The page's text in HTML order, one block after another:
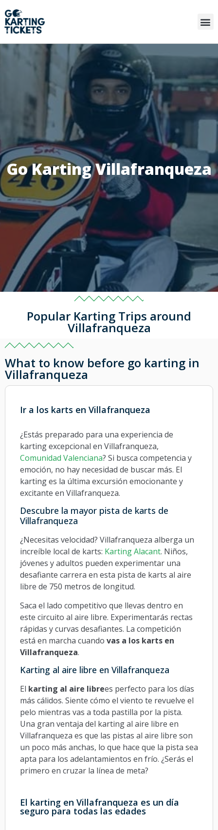
Go Karting Villafranqueza
Popular Karting Trips around
Villafranqueza
What to know before go karting in
Villafranqueza
Ir a los karts en Villafranqueza
¿Estás preparado para una experiencia de
karting excepcional en Villafranqueza,
Comunidad Valenciana? Si busca competencia y
emoción, no hay necesidad de buscar más. El
karting es la última excursión emocionante y
excitante en Villafranqueza.
Descubre la mayor pista de karts de
Villafranqueza
¿Necesitas velocidad? Villafranqueza alberga un
increíble local de karts: Karting Alacant. Niños,
jóvenes y adultos pueden experimentar una
desafiante carrera en esta pista de karts al aire
libre de 750 metros de longitud.
Saca el lado competitivo que llevas dentro en
este circuito al aire libre. Experimentarás rectas
rápidas y curvas desafiantes. La competición
está en marcha cuando vas a los karts en
Villafranqueza.
Karting al aire libre en Villafranqueza
El karting al aire librees perfecto para los días
más cálidos. Siente cómo el viento te revuelve el
pelo mientras vas a toda pastilla por la pista.
Una gran ventaja del karting al aire libre en
Villafranqueza es que las pistas al aire libre son
un poco más anchas, lo que hace que la pista sea
apta para los adelantamientos en frío. ¿Serás el
primero en cruzar la línea de meta?
El karting en Villafranqueza es un día
seguro para todas las edades